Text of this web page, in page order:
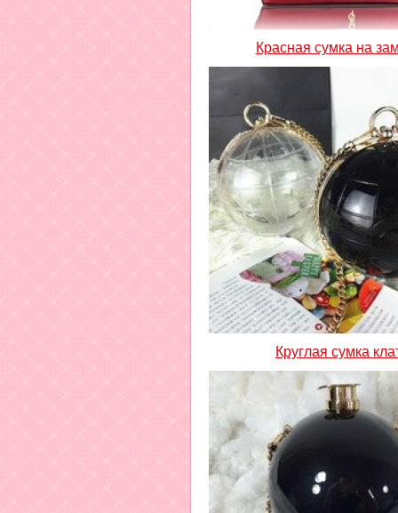
Красная сумка на
Круглая сумка